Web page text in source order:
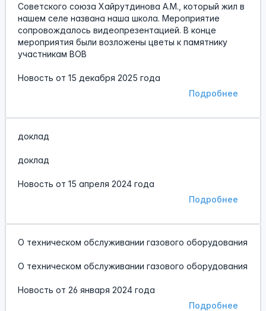
Советского союза Хайрутдинова А.М., который жил в
нашем селе названа наша школа. Мероприятие
сопровождалось видеопрезентацией. В конце
мероприятия были возложены цветы к памятнику
участникам ВОВ
Новость от 15 декабря 2025 года
Подробнее
доклад
доклад
Новость от 15 апреля 2024 года
Подробнее
О техническом обслуживании газового оборудования
О техническом обслуживании газового оборудования
Новость от 26 января 2024 года
Подробнее